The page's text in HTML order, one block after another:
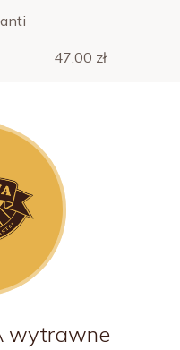
47.00 zł
wytrawne